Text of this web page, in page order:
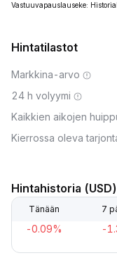
Vastuuvapauslauseke:
Hintatilastot
Markkina-arvo
24 h volyymi
Kaikkien aikojen
Kierrossa oleva
Hintahistoria (USD)
Tänään 7
-0.09% -